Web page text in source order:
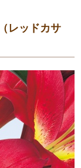
レッドカサ